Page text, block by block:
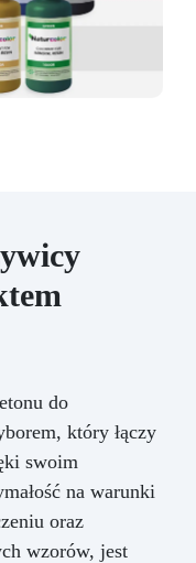
do
który łączy
swoim
na warunki
oraz
wzorów, jest